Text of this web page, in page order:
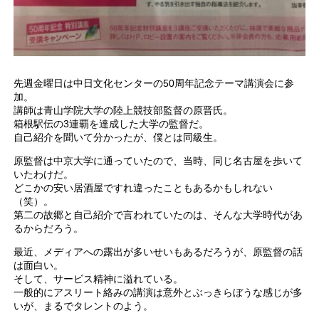
先週金曜日は中日文化センターの50周年記念テーマ講演会に参
加。
講師は青山学院大学の陸上競技部監督の原晋氏。
箱根駅伝の3連覇を達成した大学の監督だ。
自己紹介を聞いて分かったが、僕とは同級生。
原監督は中京大学に通っていたので、当時、同じ名古屋を歩いて
いたわけだ。
どこかの安い居酒屋ですれ違ったこともあるかもしれない
（笑）。
第二の故郷と自己紹介で言われていたのは、そんな大学時代があ
るからだろう。
最近、メディアへの露出が多いせいもあるだろうが、原監督の話
は面白い。
そして、サービス精神に溢れている。
一般的にアスリート絡みの講演は意外とぶっきらぼうな感じが多
いが、まるでタレントのよう。